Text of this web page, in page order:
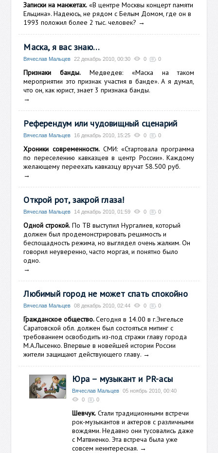
Записки на манжетах. «В центре Москвы концерт памяти
Ельцина». Надеюсь, не рядом с Белым Домом, где он в
1993 положил более 2 тыс. человек? →
Маска, я вас знаю…
Вячеслав Мальцев 22 декабрь 2010, 00:30 0 0
Признаки банды. Медведев: «Маска на таком
мероприятии это признак участия в банде». А я думал,
что он, как юрист, знает 3 признака банды.
→
Референдум или чудовищный сценарий
Вячеслав Мальцев 16 декабрь 2010, 15:25 0 0
Хроники современности.СМИ: «Стартовала программа
по переселению кавказцев в центр России». Каждому
желающему переехать кавказцу вручат 58.500 руб.
→
Открой рот, закрой глаза!
Вячеслав Мальцев 14 декабрь 2010, 01:59 0 0
Одной строкой. По ТВ выступил Нургалиев, который
должен был продемонстрировать решимость и
беспощадность режима, но выглядел очень жалким. Он
говорил неуверенно, часто моргая, и понятно было
одно.
→
Любимый город не может спать спокойно
Вячеслав Мальцев 08 декабрь 2010, 02:44 0 0
Гражданское общество.Сегодня в 14.00 в г.Энгельсе
Саратовской обл. должен был состояться митинг с
требованием освободить из-под стражи главу города
М.А.Лысенко. Впервые в новейшей истории России
жители защищают действующего главу. →
Юра – музыкант и PR-асы
Вячеслав Мальцев
05 ноябрь 2010, 00:40
0
0
Шевчук. Стали традиционными встречи
рок-музыкантов и актеров с различными
вождями. Недавно они тусовались даже
с Матвиенко. Эта встреча была уже
совсем неинтересная. →